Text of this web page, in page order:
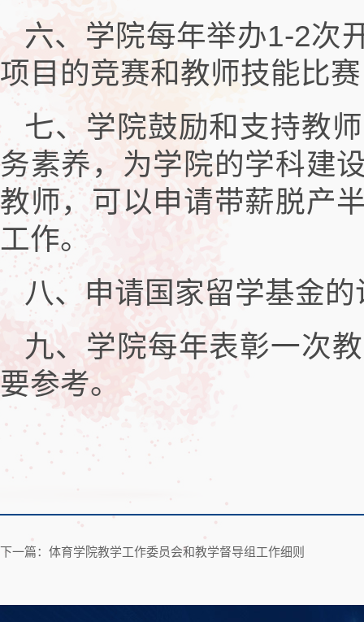
六、学院每年举办1-2次
项目的竞赛和教师技能比
七、学院鼓励和支持教
务素养，为学院的学科建
教师，可以申请带薪脱产
工作。
八、申请国家留学基金
九、学院每年表彰一次
要参考。
下一篇：体育学院教学工作委员会和教学督导组工作细则